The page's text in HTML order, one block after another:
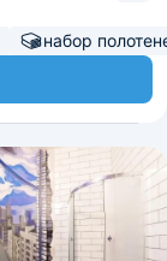
набор